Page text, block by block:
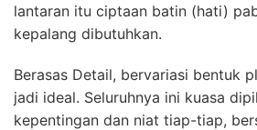
lantaran itu ciptaan batin (hati)
kepalang dibutuhkan.
Berasas Detail, bervariasi bentuk
jadi ideal. Seluruhnya ini kuasa
kepentingan dan niat tiap-tiap,